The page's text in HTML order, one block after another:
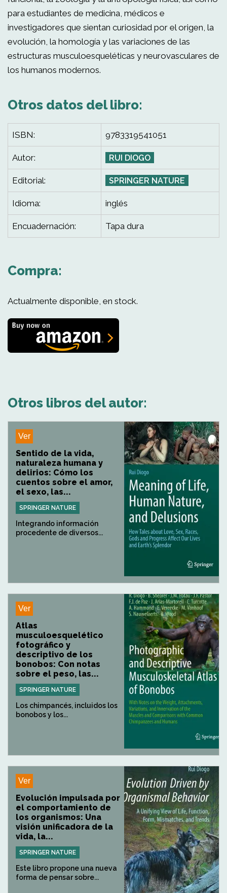
para estudiantes de medicina, médicos e
investigadores que sientan curiosidad por el origen, la
evolución, la homología y las variaciones de las
estructuras musculoesqueléticas y neurovasculares de
los humanos modernos.
Otros datos del libro:
ISBN: 9783319541051
Autor: RUI DIOGO
Editorial: SPRINGER NATURE
Idioma: inglés
Encuadernación: Tapa dura
Compra:
Actualmente disponible, en stock.
Otros libros del autor:
Ver
Sentido de la vida,
naturaleza humana y
delirios: Cómo los
cuentos sobre el amor,
el sexo, las...
SPRINGER NATURE
Integrando información
procedente de diversos...
Ver
Atlas
musculoesquelético
fotográfico y
descriptivo de los
bonobos: Con notas
sobre el peso, las...
SPRINGER NATURE
Los chimpancés, incluidos los
bonobos y los...
Ver
Evolución impulsada por
el comportamiento de
los organismos: Una
visión unificadora de la
vida, la...
SPRINGER NATURE
Este libro propone una nueva
forma de pensar sobre...